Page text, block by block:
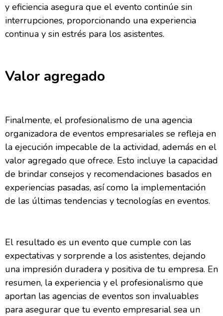
y eficiencia asegura que el evento continúe sin
interrupciones, proporcionando una experiencia
continua y sin estrés para los asistentes.
Valor agregado
Finalmente, el profesionalismo de una agencia
organizadora de eventos empresariales se refleja en
la ejecución impecable de la actividad, además en el
valor agregado que ofrece. Esto incluye la capacidad
de brindar consejos y recomendaciones basados en
experiencias pasadas, así como la implementación
de las últimas tendencias y tecnologías en eventos.
El resultado es un evento que cumple con las
expectativas y sorprende a los asistentes, dejando
una impresión duradera y positiva de tu empresa. En
resumen, la experiencia y el profesionalismo que
aportan las agencias de eventos son invaluables
para asegurar que tu evento empresarial sea un